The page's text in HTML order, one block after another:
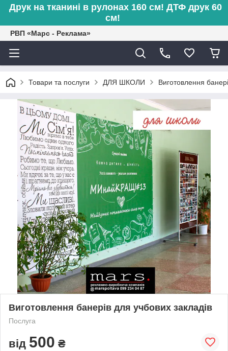
Друк на тканині в рулонах 160 см! ДТФ друк 60
см!
РВП «Марс - Реклама»
Товари та послуги ДЛЯ ШКОЛИ Виготовлення
Виготовлення банерів для учбових закладів
Послуга
від 500 ₴